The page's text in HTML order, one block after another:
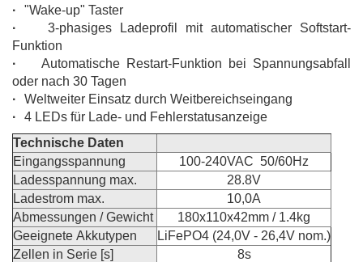
·
"Wake-up" Taster
·
3-phasiges Ladeprofil mit automatischer Softstart-
Funktion
·
Automatische Restart-Funktion bei Spannungsabfall
oder nach 30 Tagen
·
Weltweiter Einsatz durch Weitbereichseingang
·
4 LEDs für Lade- und Fehlerstatusanzeige
Technische Daten
Eingangsspannung
100-240VAC 50/60Hz
Ladesspannung max.
28.8V
Ladestrom max.
10,0A
Abmessungen / Gewicht
180x110x42mm / 1.4kg
Geeignete Akkutypen
LiFePO4 (24,0V - 26,4V nom.)
Zellen in Serie [s]
8s